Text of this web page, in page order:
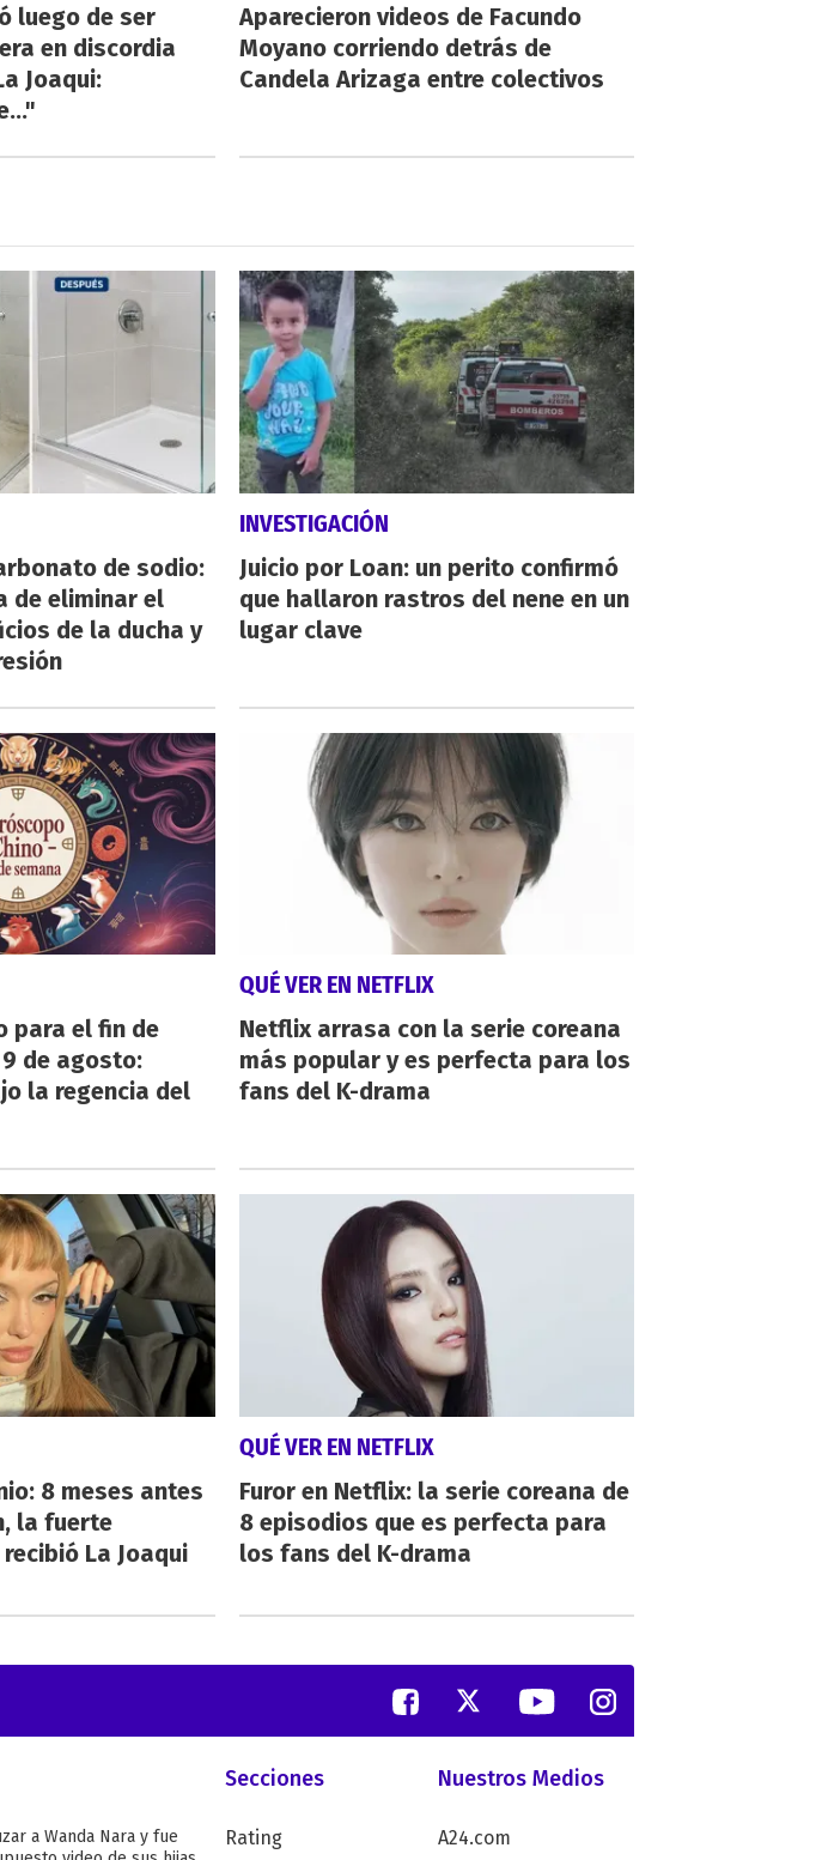
luego de ser
en discordia
Joaqui:
Aparecieron videos de Facundo
Moyano corriendo detrás de
Candela Arizaga entre colectivos
de sodio:
de eliminar el
de la ducha y
INVESTIGACIÓN
Juicio por Loan: un perito confirmó
que hallaron rastros del nene en un
lugar clave
para el fin de
de agosto:
la regencia del
QUÉ VER EN NETFLIX
Netflix arrasa con la serie coreana
más popular y es perfecta para los
fans del K-drama
8 meses antes
la fuerte
La Joaqui
QUÉ VER EN NETFLIX
Furor en Netflix: la serie coreana de
8 episodios que es perfecta para
los fans del K-drama
a Wanda Nara y fue
Secciones
Rating
Nuestros Medios
A24.com